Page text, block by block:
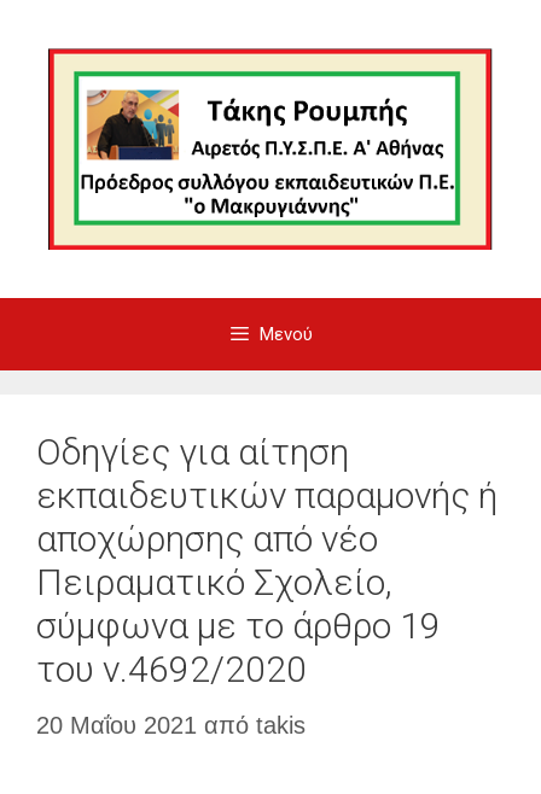
περιεχόμενο
Μενού
Οδηγίες για αίτηση
εκπαιδευτικών παραμονής ή
αποχώρησης από νέο
Πειραματικό Σχολείο,
σύμφωνα με το άρθρο 19
του ν.4692/2020
20 Μαΐου 2021 από takis